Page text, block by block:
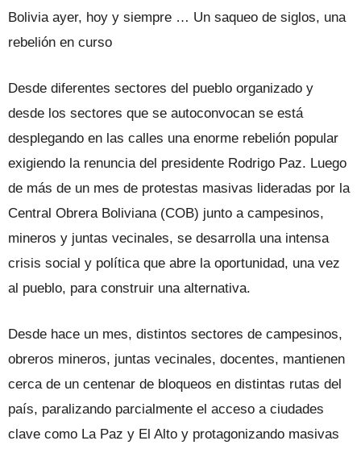
Bolivia ayer, hoy y siempre … Un saqueo de siglos, una
rebelión en curso
Desde diferentes sectores del pueblo organizado y
desde los sectores que se autoconvocan se está
desplegando en las calles una enorme rebelión popular
exigiendo la renuncia del presidente Rodrigo Paz. Luego
de más de un mes de protestas masivas lideradas por la
Central Obrera Boliviana (COB) junto a campesinos,
mineros y juntas vecinales, se desarrolla una intensa
crisis social y política que abre la oportunidad, una vez
al pueblo, para construir una alternativa.
Desde hace un mes, distintos sectores de campesinos,
obreros mineros, juntas vecinales, docentes, mantienen
cerca de un centenar de bloqueos en distintas rutas del
país, paralizando parcialmente el acceso a ciudades
clave como La Paz y El Alto y protagonizando masivas